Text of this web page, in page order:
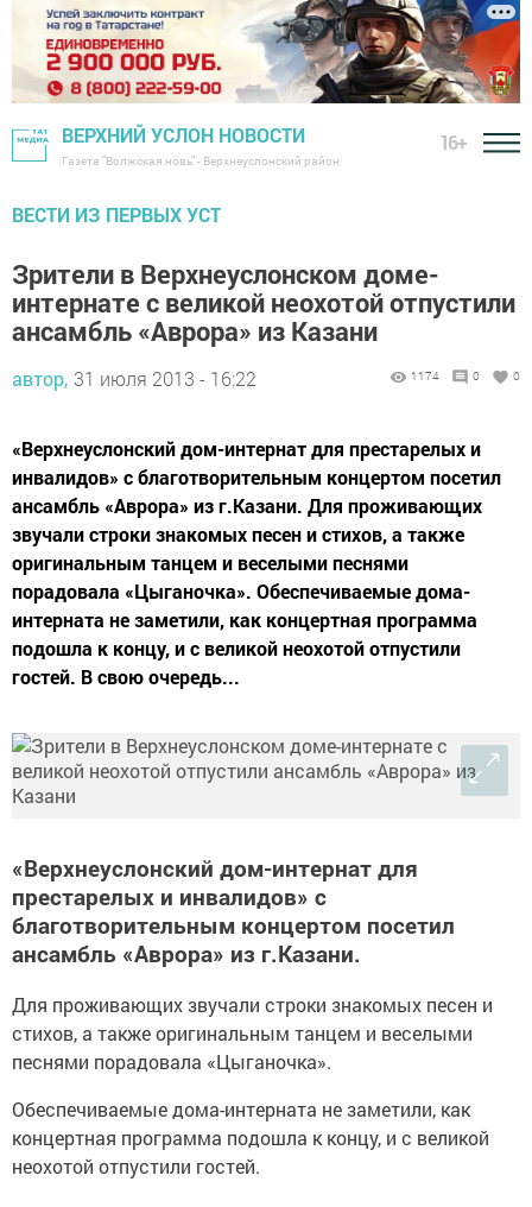
ВЕРХНИЙ УСЛОН НОВОСТИ
Газета "Волжская новь" - Верхнеуслонский район
16+
ВЕСТИ ИЗ ПЕРВЫХ УСТ
Зрители в Верхнеуслонском доме-
интернате с великой неохотой отпустили
ансамбль «Аврора» из Казани
автор, 31 июля 2013 - 16:22 1174 0 0
«Верхнеуслонский дом-интернат для престарелых и
инвалидов» с благотворительным концертом посетил
ансамбль «Аврора» из г.Казани. Для проживающих
звучали строки знакомых песен и стихов, а также
оригинальным танцем и веселыми песнями
порадовала «Цыганочка». Обеспечиваемые дома-
интерната не заметили, как концертная программа
подошла к концу, и с великой неохотой отпустили
гостей. В свою очередь...
«Верхнеуслонский дом-интернат для
престарелых и инвалидов» с
благотворительным концертом посетил
ансамбль «Аврора» из г.Казани.
Для проживающих звучали строки знакомых песен и
стихов, а также оригинальным танцем и веселыми
песнями порадовала «Цыганочка».
Обеспечиваемые дома-интерната не заметили, как
концертная программа подошла к концу, и с великой
неохотой отпустили гостей.